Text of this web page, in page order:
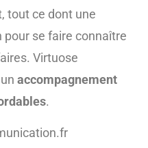
tout ce dont une
se faire connaître
Virtuose
accompagnement
.